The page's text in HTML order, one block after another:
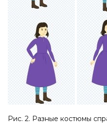
Рис. 2. Разные костюмы